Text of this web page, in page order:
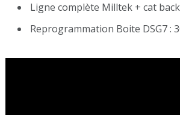
Ligne complète Milltek + cat
Reprogrammation Boite DSG7 :